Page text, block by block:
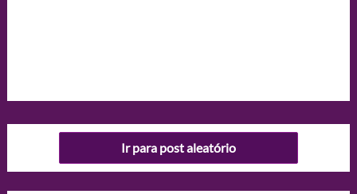
Ir para post aleatório